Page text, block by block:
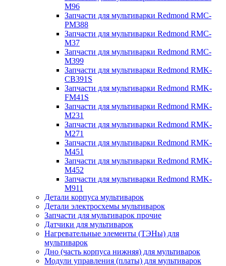
M96
Запчасти для мультиварки Redmond RMC-
PM388
Запчасти для мультиварки Redmond RMC-
M37
Запчасти для мультиварки Redmond RMC-
M399
Запчасти для мультиварки Redmond RMK-
CB391S
Запчасти для мультиварки Redmond RMK-
FM41S
Запчасти для мультиварки Redmond RMK-
M231
Запчасти для мультиварки Redmond RMK-
M271
Запчасти для мультиварки Redmond RMK-
M451
Запчасти для мультиварки Redmond RMK-
M452
Запчасти для мультиварки Redmond RMK-
M911
Детали корпуса мультиварок
Детали электросхемы мультиварок
Запчасти для мультиварок прочие
Датчики для мультиварок
Нагревательные элементы (ТЭНы) для
мультиварок
Дно (часть корпуса нижняя) для мультиварок
Модули управления (платы) для мультиварок